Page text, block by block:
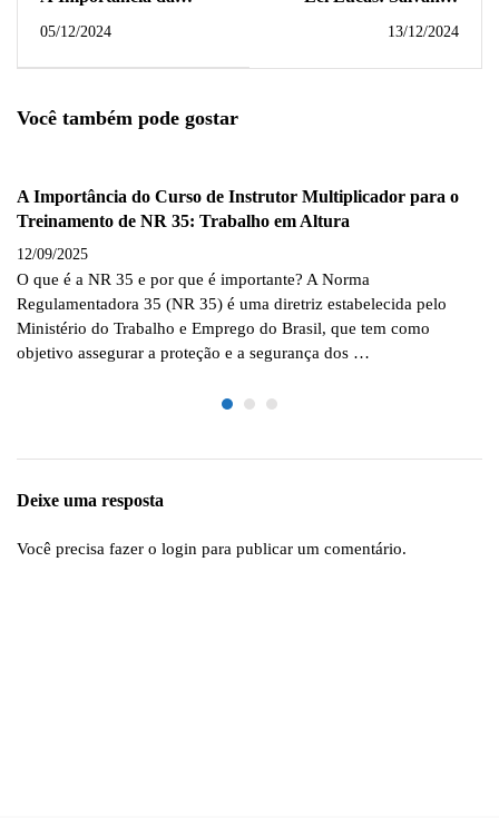
de Emergência
05/12/2024 13/12/2024
Você também pode gostar
A Importância do Curso de Instrutor Multiplicador para o
Treinamento de NR 35: Trabalho em Altura
12/09/2025
O que é a NR 35 e por que é importante? A Norma
Regulamentadora 35 (NR 35) é uma diretriz estabelecida pelo
Ministério do Trabalho e Emprego do Brasil, que tem como
objetivo assegurar a proteção e a segurança dos …
Deixe uma resposta
Você precisa fazer o login para publicar um comentário.